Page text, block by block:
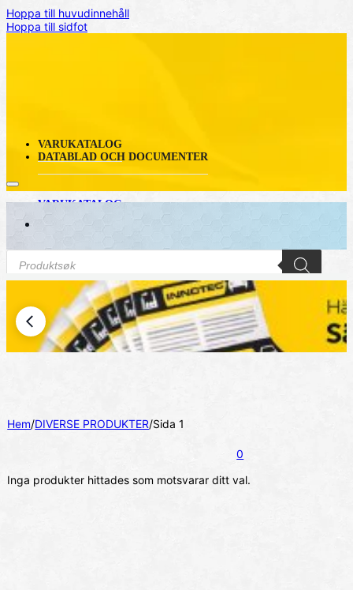
Hoppa till huvudinnehåll
Hoppa till sidfot
VARUKATALOG
DATABLAD OCH DOCUMENTER
VARUKATALOG
DATABLAD OCH DOCUMENTER
Produktsökning
Hem/DIVERSE PRODUKTER/Sida 1
0
Inga produkter hittades som motsvarar ditt val.